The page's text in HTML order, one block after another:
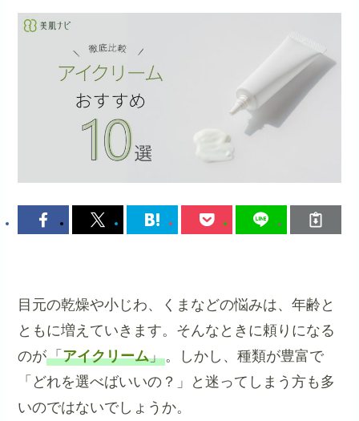
目元の乾燥や小じわ、くまなどの悩みは、年齢と
ともに増えていきます。そんなときに頼りになる
のが「アイクリーム」。しかし、種類が豊富で
「どれを選べばいいの？」と迷ってしまう方も多
いのではないでしょうか。